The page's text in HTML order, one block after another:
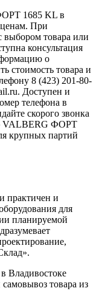
1685 KL в
При
выбором товара или
консультация
о
стоимость товара и
8 (423) 201-80-
Доступен и
телефона в
скорого звонка
VALBERG ФОРТ
крупных партий
практичен и
для
планируемой
Владивостоке
товара из